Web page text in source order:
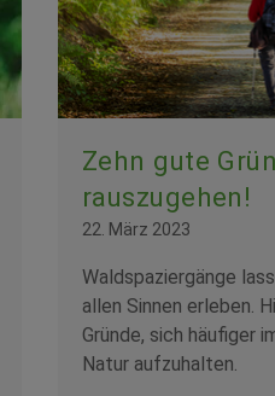
Zehn gute
rauszugehen!
22. März 2023
Waldspaziergänge
allen Sinnen erleben.
Gründe, sich häufiger
Natur aufzuhalten.